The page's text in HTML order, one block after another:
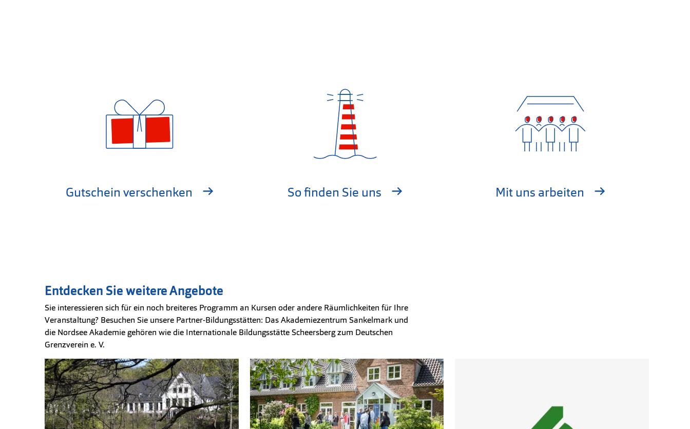
Gutschein verschenken So finden Sie uns Mit uns arbeiten
Entdecken Sie weitere Angebote
Sie interessieren sich für ein noch breiteres Programm an Kursen oder andere Räumlichkeiten für Ihre
Veranstaltung? Besuchen Sie unsere Partner-Bildungsstätten: Das Akademiezentrum Sankelmark und
die Nordsee Akademie gehören wie die Internationale Bildungsstätte Scheersberg zum Deutschen
Grenzverein e. V.